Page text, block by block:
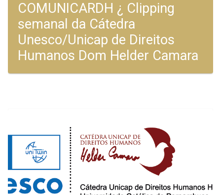
COMUNICARDH ¿ Clipping
semanal da Cátedra
Unesco/Unicap de Direitos
Humanos Dom Helder Camara